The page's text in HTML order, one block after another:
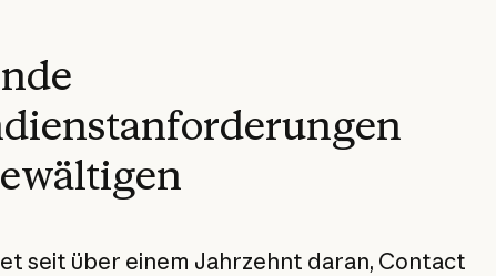
seit über einem Jahrzehnt daran, Contact